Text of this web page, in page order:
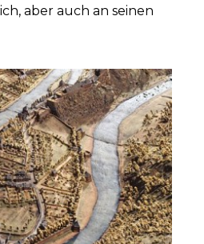
aber auch an seinen